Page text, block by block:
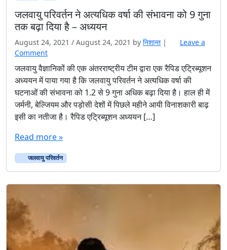
जलवायु परिवर्तन ने अत्यधिक वर्षा की संभावना को 9 गुना
तक बढ़ा दिया है – अध्ययन
August 24, 2021 / August 24, 2021 by निशान्त |
Leave a
Comment
जलवायु वैज्ञानिकों की एक अंतरराष्ट्रीय टीम द्वारा एक रैपिड एट्रिब्यूशन
अध्ययन में पाया गया है कि जलवायु परिवर्तन ने अत्यधिक वर्षा की
घटनाओं की संभावना को 1.2 से 9 गुना अधिक बढ़ा दिया है। हाल ही में
जर्मनी, बेल्जियम और पड़ोसी देशों में पिछले महीने आयी विनाशकारी बाढ़
इसी का नतीजा है। रैपिड एट्रिब्यूशन अध्ययन […]
Read more »
जलवायु परिवर्तन